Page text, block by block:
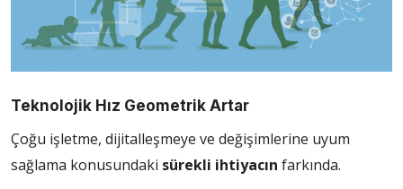
Teknolojik Hız Geometrik Artar
Çoğu işletme, dijitalleşmeye ve değişimlerine uyum
sağlama konusundaki sürekli ihtiyacın farkında.